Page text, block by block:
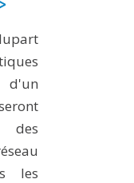
d'un
des
les